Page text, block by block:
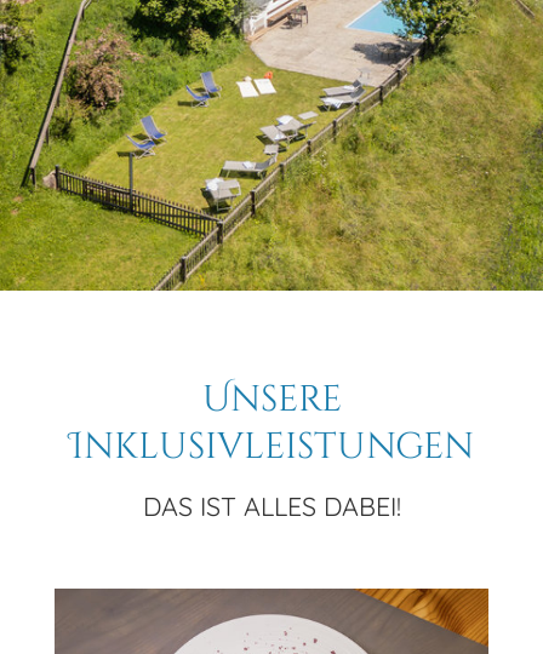
Unsere
Inklusivleistungen
DAS IST ALLES DABEI!